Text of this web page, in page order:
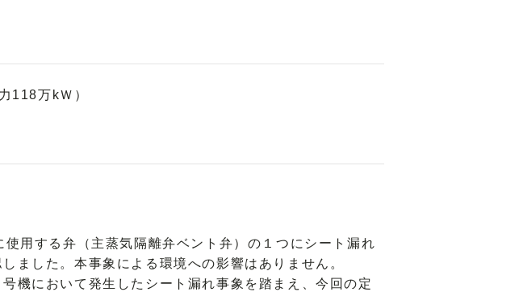
118万kＷ）
用する弁（主蒸気隔離弁ベント弁）の１つにシート漏れ
ました。本事象による環境への影響はありません。
機において発生したシート漏れ事象を踏まえ、今回の定